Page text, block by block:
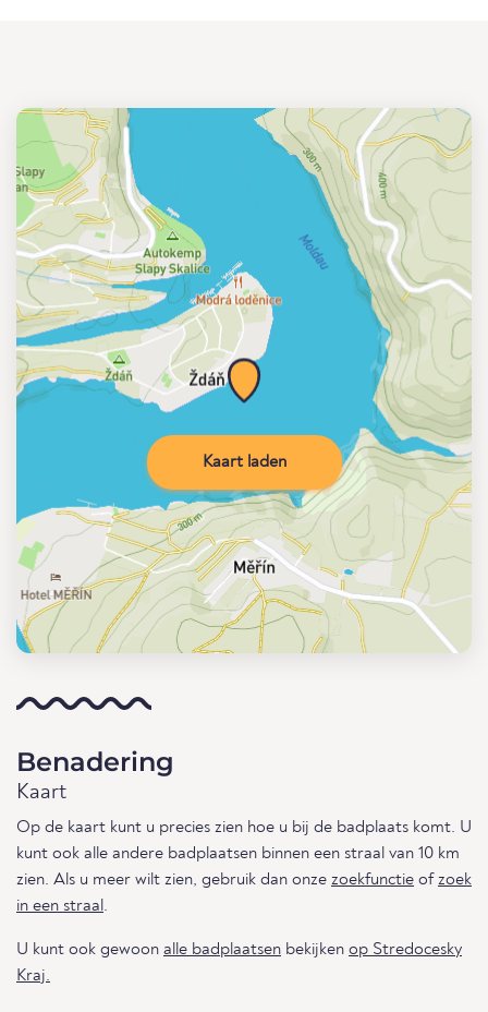
Kaart laden
Benadering
Kaart
Op de kaart kunt u precies zien hoe u bij de badplaats komt. U
kunt ook alle andere badplaatsen binnen een straal van 10 km
zien. Als u meer wilt zien, gebruik dan onze zoekfunctie ofzoek
in een straal.
U kunt ook gewoon alle badplaatsen bekijken op Stredocesky
Kraj.